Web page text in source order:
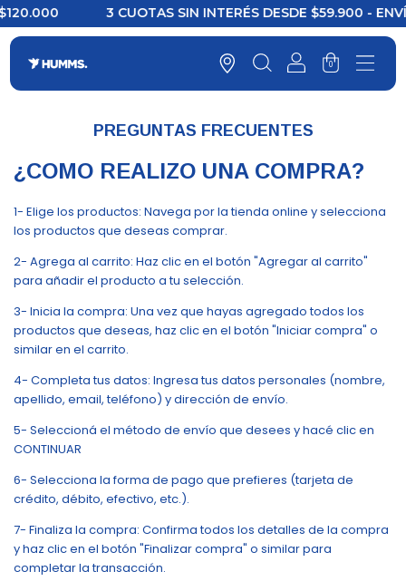
3 CUOTAS SIN INTERÉS DESDE $59.900 -
0
PREGUNTAS FRECUENTES
¿COMO REALIZO UNA COMPRA?
1- Elige los productos: Navega por la tienda online y selecciona
los productos que deseas comprar.
2- Agrega al carrito: Haz clic en el botón "Agregar al carrito"
para añadir el producto a tu selección.
3- Inicia la compra: Una vez que hayas agregado todos los
productos que deseas, haz clic en el botón "Iniciar compra" o
similar en el carrito.
4- Completa tus datos: Ingresa tus datos personales (nombre,
apellido, email, teléfono) y dirección de envío.
5- Seleccioná el método de envío que desees y hacé clic en
CONTINUAR
6- Selecciona la forma de pago que prefieres (tarjeta de
crédito, débito, efectivo, etc.).
7- Finaliza la compra: Confirma todos los detalles de la compra
y haz clic en el botón "Finalizar compra" o similar para
completar la transacción.